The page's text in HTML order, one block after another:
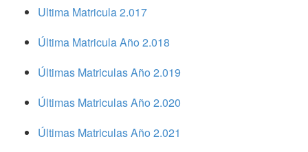
Ultima Matricula 2.017
Última Matricula Año 2.018
Últimas Matriculas Año 2.019
Últimas Matriculas Año 2.020
Últimas Matriculas Año 2.021